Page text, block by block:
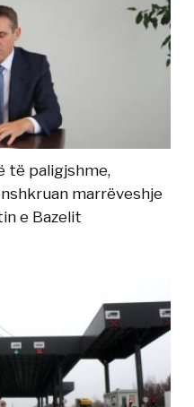
të paligjshme,
marrëveshje
e Bazelit